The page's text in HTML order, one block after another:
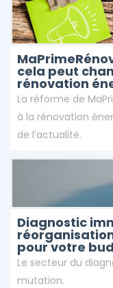
cela peut
rénovation
La réforme de
à la rénovation
de l’actualité.
Diagnostic
pour votre
Le secteur du
mutation.